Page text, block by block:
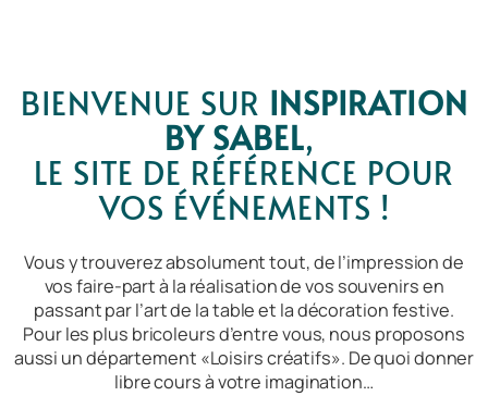
BIENVENUE SUR INSPIRATION
BY SABEL,
LE SITE DE RÉFÉRENCE POUR
VOS ÉVÉNEMENTS !
Vous y trouverez absolument tout, de l’impressionde
vosfaire-partà la réalisation de vos souvenirsen
passant par l’art de la tableet ladécoration festive.
Pour les plus bricoleurs d’entre vous, nous proposons
aussi un département «Loisirs créatifs». De quoi donner
libre cours à votre imagination…